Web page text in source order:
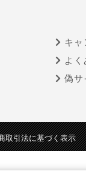
キャ
よく
偽サ
取引法に基づく表示